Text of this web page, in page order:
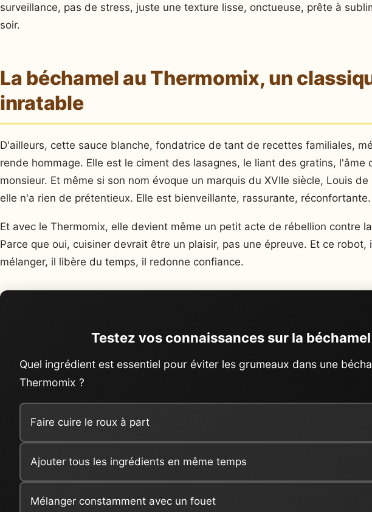
surveillance, pas de stress, juste une texture lisse, onctueuse, prête à
soir.
La béchamel au Thermomix, un
inratable
D'ailleurs, cette sauce blanche, fondatrice de tant de recettes familiales,
rende hommage. Elle est le ciment des lasagnes, le liant des gratins, l'âme
monsieur. Et même si son nom évoque un marquis du XVIIe siècle, Louis de
elle n'a rien de prétentieux. Elle est bienveillante, rassurante, réconfortante.
Et avec le Thermomix, elle devient même un petit acte de rébellion contre
Parce que oui, cuisiner devrait être un plaisir, pas une épreuve. Et ce robot,
mélanger, il libère du temps, il redonne confiance.
Testez vos connaissances sur la béchamel
Quel ingrédient est essentiel pour éviter les grumeaux dans une
Thermomix ?
Faire cuire le roux à part
Ajouter tous les ingrédients en même temps
Mélanger constamment avec un fouet